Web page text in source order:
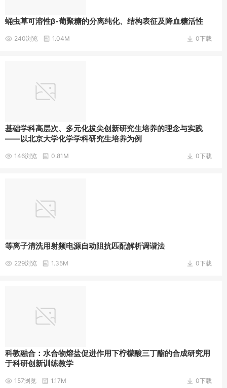
蛹虫草可溶性β-葡聚糖的分离纯化、结构表征及降血糖活性
0下载
240浏览 1.04M
基础学科高层次、多元化拔尖创新研究生培养的理念与实践
——以北京大学化学学科研究生培养为例
0下载
146浏览 0.81M
等离子清洗用射频电源自动阻抗匹配解析调谐法
0下载
229浏览 1.35M
科教融合：水合物熔盐促进作用下柠檬酸三丁酯的合成研究用
于科研创新训练教学
0下载
157浏览 1.17M